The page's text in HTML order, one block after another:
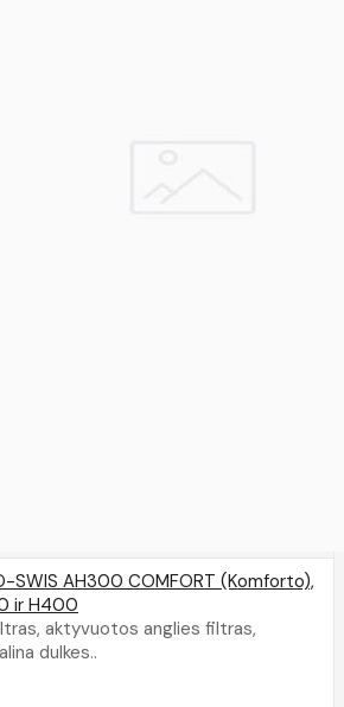
SWIS AH300 COMFORT (Komforto),
ir H400
aktyvuotos anglies filtras,
dulkes..